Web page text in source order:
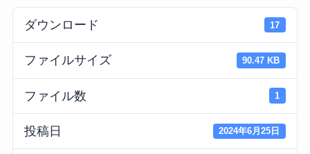
ダウンロード 17
ファイルサイズ 90.47 KB
ファイル数 1
投稿日 2024年6月25日